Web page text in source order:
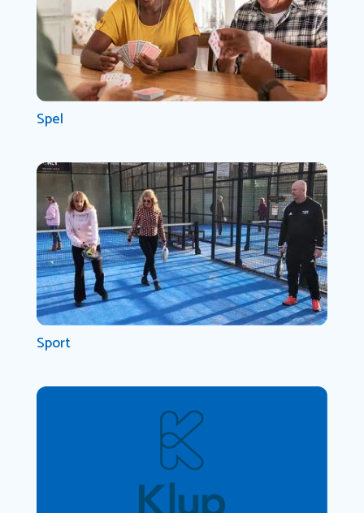
Spel
Sport